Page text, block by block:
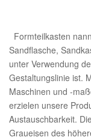
Formteilkasten
Sandflasche,
unter Verwendung
Gestaltungslinie ist.
Maschinen und -
erzielen unsere
Austauschbarkeit.
Graueisen des